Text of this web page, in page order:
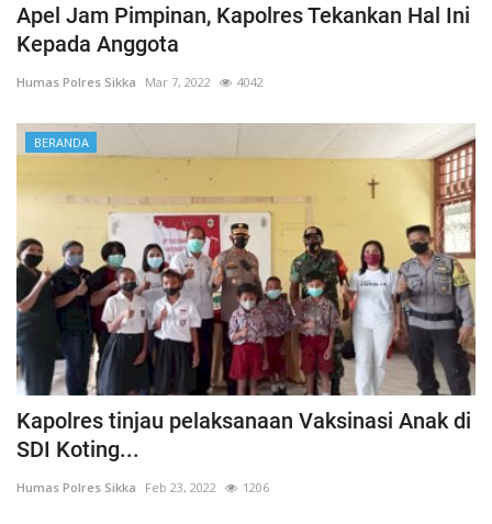
Apel Jam Pimpinan, Kapolres Tekankan Hal Ini
Kepada Anggota
Humas Polres Sikka Mar 7, 2022 4042
BERANDA
Kapolres tinjau pelaksanaan Vaksinasi Anak di
SDI Koting...
Humas Polres Sikka Feb 23, 2022 1206